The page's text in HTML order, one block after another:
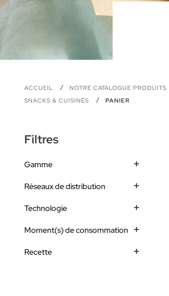
ACCUEIL
NOTRE CATALOGUE PRODUITS
SNACKS & CUISINÉS
PANIER
Filtres
Gamme
Réseaux de distribution
Technologie
Moment(s) de consommation
Recette